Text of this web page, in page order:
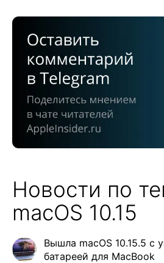
Новости по
macOS 10.15
Вышла macOS 10.15.5 с
батареей для MacBook